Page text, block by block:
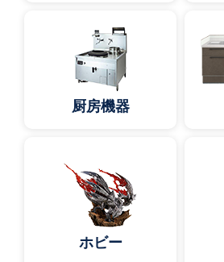
厨房機器
ホビー